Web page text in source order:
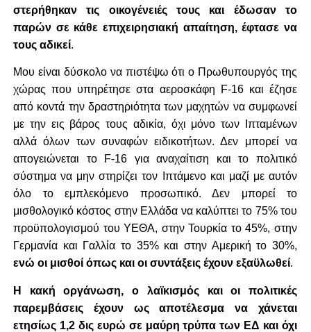
στερήθηκαν τις οικογένειές τους και έδωσαν το
παρών σε κάθε επιχειρησιακή απαίτηση, έφτασε να
τους αδικεί.
Μου είναι δύσκολο να πιστέψω ότι ο Πρωθυπουργός της
χώρας που υπηρέτησε στα αεροσκάφη F-16 και έζησε
από κοντά την δραστηριότητα των μαχητών να συμφωνεί
με την εις βάρος τους αδικία, όχι μόνο των Ιπταμένων
αλλά όλων των συναφών ειδικοτήτων. Δεν μπορεί να
απογειώνεται το F-16 για αναχαίτιση και το πολιτικό
σύστημα να μην στηρίζει τον Ιπτάμενο και μαζί με αυτόν
όλο το εμπλεκόμενο προσωπικό. Δεν μπορεί το
μισθολογικό κόστος στην Ελλάδα να καλύπτει το 75% του
προϋπολογισμού του ΥΕΘΑ, στην Τουρκία το 45%, στην
Γερμανία και Γαλλία το 35% και στην Αμερική το 30%,
ενώ οι μισθοί όπως και οι συντάξεις έχουν εξαϋλωθεί.
Η κακή οργάνωση, ο λαϊκισμός και οι πολιτικές
παρεμβάσεις έχουν ως αποτέλεσμα να χάνεται
ετησίως 1,2 δις ευρώ σε μαύρη τρύπα των ΕΔ και όχι